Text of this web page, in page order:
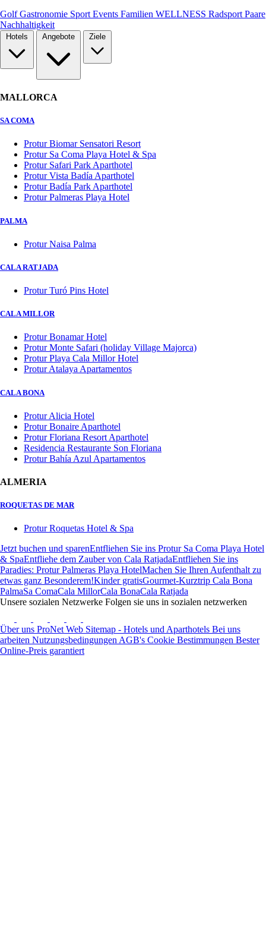
GolfGastronomie Sport Events Familien WELLNESS Radsport Paare
Nachhaltigkeit
MALLORCA
SA COMA
Protur Biomar Sensatori Resort
Protur Sa Coma Playa Hotel & Spa
Protur Safari Park Aparthotel
Protur Vista Badía Aparthotel
Protur Badía Park Aparthotel
Protur Palmeras Playa Hotel
PALMA
Protur Naisa Palma
CALA RATJADA
Protur Turó Pins Hotel
CALA MILLOR
Protur Bonamar Hotel
Protur Monte Safari (holiday Village Majorca)
Protur Playa Cala Millor Hotel
Protur Atalaya Apartamentos
CALA BONA
Protur Alicia Hotel
Protur Bonaire Aparthotel
Protur Floriana Resort Aparthotel
Residencia Restaurante Son Floriana
Protur Bahía Azul Apartamentos
ALMERIA
ROQUETAS DE MAR
Protur Roquetas Hotel & Spa
Jetzt buchen und sparenEntfliehen Sie ins Protur Sa Coma Playa Hotel
& SpaEntfliehe dem Zauber von Cala RatjadaEntfliehen Sie ins
Paradies: Protur Palmeras Playa HotelMachen Sie Ihren Aufenthalt zu
etwas ganz Besonderem!Kinder gratisGourmet-Kurztrip Cala Bona
PalmaSa ComaCala MillorCala BonaCala Ratjada
Unsere sozialen Netzwerke Folgen sie uns in sozialen netzwerken
Über uns ProNet Web Sitemap - Hotels und Aparthotels Bei uns
arbeiten Nutzungsbedingungen AGB's Cookie Bestimmungen Bester
Online-Preis garantiert